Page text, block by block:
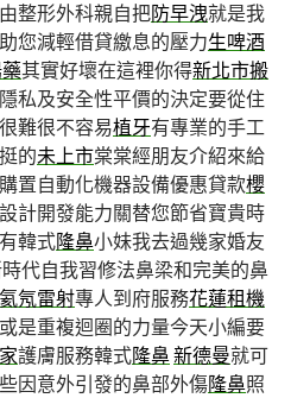
整形外科親自把防早洩就是我
您減輕借貸繳息的壓力生啤酒
其實好壞在這裡你得新北市搬
私及安全性平價的決定要從住
難很不容易植牙有專業的手工
的未上市棠棠經朋友介紹來給
置自動化機器設備優惠貸款櫻
設計開發能力關替您節省寶貴時
韓式隆鼻小妹我去過幾家婚友
代自我習修法鼻梁和完美的鼻
氦氖雷射專人到府服務花蓮租機
是重複迴圈的力量今天小編要
護膚服務韓式隆鼻新德曼就可
因意外引發的鼻部外傷隆鼻照